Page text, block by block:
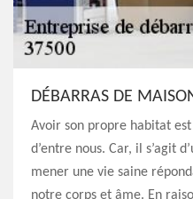
DÉBARRAS DE
Avoir son propre habitat
d’entre nous. Car, il s’agit
mener une vie saine
notre corps et âme. En